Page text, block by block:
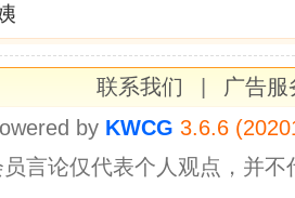
联系我们
广告服
by KWCG 3.6.6
言论仅代表个人观点，并